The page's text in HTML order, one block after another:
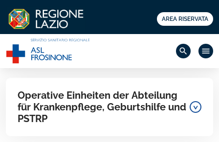
AREA RISERVATA
search menu
Operative Einheiten der Abteilung
für Krankenpflege, Geburtshilfe und
PSTRP